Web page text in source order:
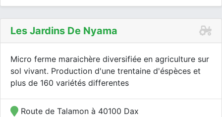
Les Jardins De Nyama
Micro ferme maraichère diversifiée en agriculture sur
sol vivant. Production d'une trentaine d'éspèces et
plus de 160 variétés differentes
Route de Talamon à 40100 Dax